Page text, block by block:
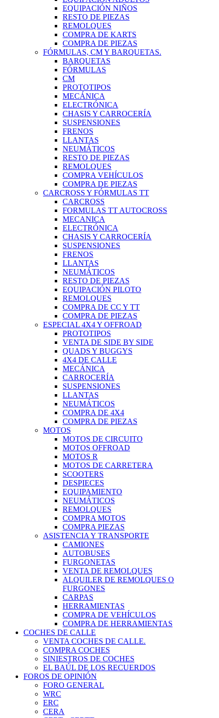
EQUIPACIÓN NIÑOS
RESTO DE PIEZAS
REMOLQUES
COMPRA DE KARTS
COMPRA DE PIEZAS
FÓRMULAS, CM Y BARQUETAS.
BARQUETAS
FÓRMULAS
CM
PROTOTIPOS
MECÁNICA
ELECTRÓNICA
CHASIS Y CARROCERÍA
SUSPENSIONES
FRENOS
LLANTAS
NEUMÁTICOS
RESTO DE PIEZAS
REMOLQUES
COMPRA VEHÍCULOS
COMPRA DE PIEZAS
CARCROSS Y FÓRMULAS TT
CARCROSS
FORMULAS TT AUTOCROSS
MECANICA
ELECTRÓNICA
CHASIS Y CARROCERÍA
SUSPENSIONES
FRENOS
LLANTAS
NEUMÁTICOS
RESTO DE PIEZAS
EQUIPACIÓN PILOTO
REMOLQUES
COMPRA DE CC Y TT
COMPRA DE PIEZAS
ESPECIAL 4X4 Y OFFROAD
PROTOTIPOS
VENTA DE SIDE BY SIDE
QUADS Y BUGGYS
4X4 DE CALLE
MECÁNICA
CARROCERÍA
SUSPENSIONES
LLANTAS
NEUMÁTICOS
COMPRA DE 4X4
COMPRA DE PIEZAS
MOTOS
MOTOS DE CIRCUITO
MOTOS OFFROAD
MOTOS R
MOTOS DE CARRETERA
SCOOTERS
DESPIECES
EQUIPAMIENTO
NEUMÁTICOS
REMOLQUES
COMPRA MOTOS
COMPRA PIEZAS
ASISTENCIA Y TRANSPORTE
CAMIONES
AUTOBUSES
FURGONETAS
VENTA DE REMOLQUES
ALQUILER DE REMOLQUES O
FURGONES
CARPAS
HERRAMIENTAS
COMPRA DE VEHÍCULOS
COMPRA DE HERRAMIENTAS
COCHES DE CALLE
VENTA COCHES DE CALLE.
COMPRA COCHES
SINIESTROS DE COCHES
EL BAÚL DE LOS RECUERDOS
FOROS DE OPINIÓN
FORO GENERAL
WRC
ERC
CERA